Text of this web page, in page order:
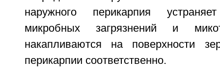
наружного перикарпия
микробных загрязнений и
накапливаются на поверхности
перикарпии соответственно.